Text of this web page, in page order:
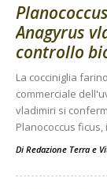
Anagyrus
controllo
La cocciniglia
commerciale
vladimiri si
Planococcus
Di Redazione Terra e